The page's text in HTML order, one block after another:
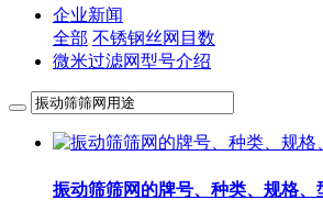
企业新闻
全部 不锈钢丝网目数
微米过滤网型号介绍
振动筛筛网的牌号、种类、规格、